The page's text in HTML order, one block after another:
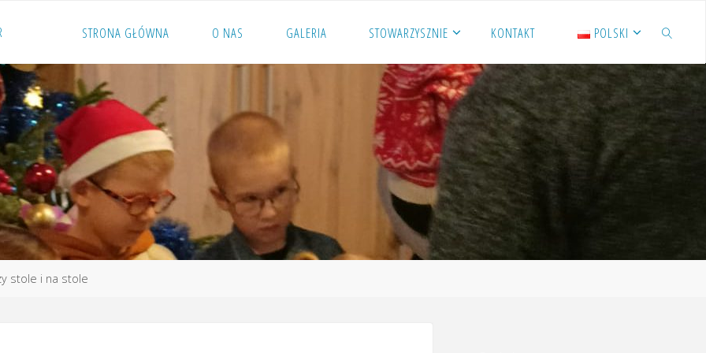
STRONA GŁÓWNA O NAS GALERIA STOWARZYSZNIE KONTAKT POLSKI
SZUKAJ
stole i na stole